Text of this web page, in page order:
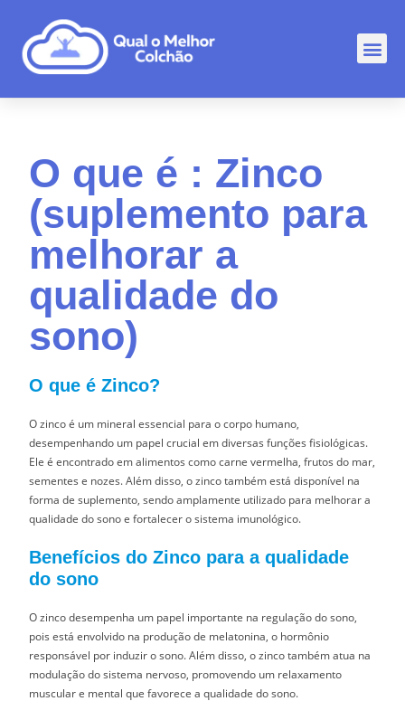
O que é : Zinco
(suplemento para
melhorar a
qualidade do
sono)
O que é Zinco?
O zinco é um mineral essencial para o corpo humano,
desempenhando um papel crucial em diversas funções fisiológicas.
Ele é encontrado em alimentos como carne vermelha, frutos do mar,
sementes e nozes. Além disso, o zinco também está disponível na
forma de suplemento, sendo amplamente utilizado para melhorar a
qualidade do sono e fortalecer o sistema imunológico.
Benefícios do Zinco para a qualidade
do sono
O zinco desempenha um papel importante na regulação do sono,
pois está envolvido na produção de melatonina, o hormônio
responsável por induzir o sono. Além disso, o zinco também atua na
modulação do sistema nervoso, promovendo um relaxamento
muscular e mental que favorece a qualidade do sono.